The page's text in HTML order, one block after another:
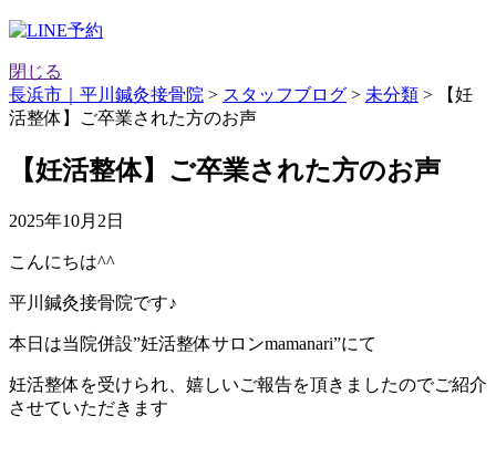
閉じる
長浜市｜平川鍼灸接骨院 > スタッフブログ > 未分類 >
【妊
活整体】ご卒業された方のお声
【妊活整体】ご卒業された方のお声
2025年10月2日
こんにちは^^
平川鍼灸接骨院です♪
本日は当院併設”妊活整体サロンmamanari”にて
妊活整体を受けられ、嬉しいご報告を頂きましたのでご紹介
させていただきます